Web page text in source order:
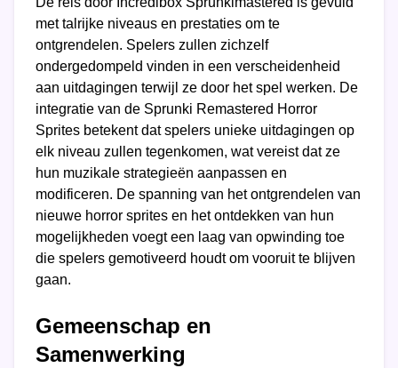
met talrijke niveaus en prestaties om te
ontgrendelen. Spelers zullen zichzelf
ondergedompeld vinden in een verscheidenheid
aan uitdagingen terwijl ze door het spel werken. De
integratie van de Sprunki Remastered Horror
Sprites betekent dat spelers unieke uitdagingen op
elk niveau zullen tegenkomen, wat vereist dat ze
hun muzikale strategieën aanpassen en
modificeren. De spanning van het ontgrendelen van
nieuwe horror sprites en het ontdekken van hun
mogelijkheden voegt een laag van opwinding toe
die spelers gemotiveerd houdt om vooruit te blijven
gaan.
Gemeenschap en
Samenwerking